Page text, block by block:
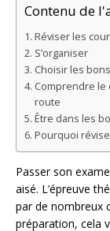
Contenu de
Réviser les
S’organiser
Choisir les
Comprendre le
route
Être dans les
Pourquoi
Passer son
aisé. L’épreuve
par de nombreux
préparation, cela